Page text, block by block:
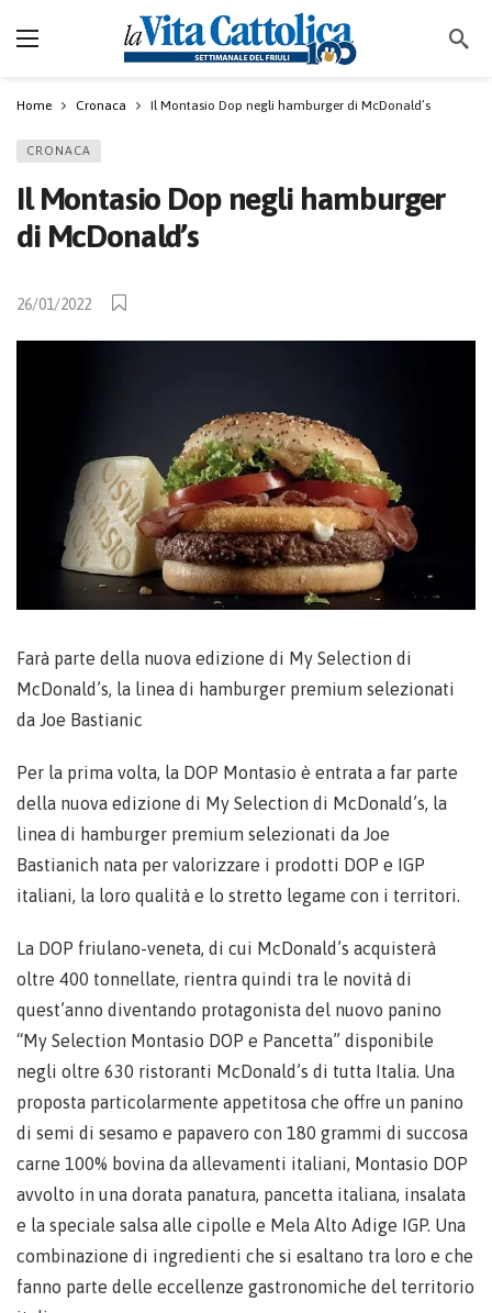
Home Cronaca Il Montasio Dop negli hamburger di McDonald’s
CRONACA
Il Montasio Dop negli hamburger
di McDonald’s
26/01/2022
Farà parte della nuova edizione di My Selection di
McDonald’s, la linea di hamburger premium selezionati
da Joe Bastianic
Per la prima volta, la DOP Montasio è entrata a far parte
della nuova edizione di My Selection di McDonald’s, la
linea di hamburger premium selezionati da Joe
Bastianich nata per valorizzare i prodotti DOP e IGP
italiani, la loro qualità e lo stretto legame con i territori.
La DOP friulano-veneta, di cui McDonald’s acquisterà
oltre 400 tonnellate, rientra quindi tra le novità di
quest’anno diventando protagonista del nuovo panino
“My Selection Montasio DOP e Pancetta” disponibile
negli oltre 630 ristoranti McDonald’s di tutta Italia. Una
proposta particolarmente appetitosa che offre un panino
di semi di sesamo e papavero con 180 grammi di succosa
carne 100% bovina da allevamenti italiani, Montasio DOP
avvolto in una dorata panatura, pancetta italiana, insalata
e la speciale salsa alle cipolle e Mela Alto Adige IGP. Una
combinazione di ingredienti che si esaltano tra loro e che
fanno parte delle eccellenze gastronomiche del territorio